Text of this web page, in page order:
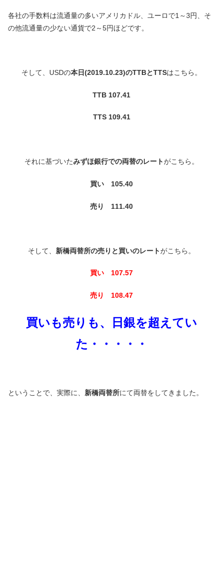
各社の手数料は流通量の多いアメリカドル、ユーロで1～3円、そ
の他流通量の少ない通貨で2～5円ほどです。
そして、USDの本日(2019.10.23)のTTBとTTSはこちら。
TTB 107.41
TTS 109.41
それに基づいたみずほ銀行での両替のレートがこちら。
買い 105.40
売り 111.40
そして、 新橋両替所の売りと買いのレートがこちら。
買い 107.57
売り 108.47
買いも売りも、日銀を超えてい
た・・・・・
ということで、実際に、 新橋両替所にて両替をしてきました。